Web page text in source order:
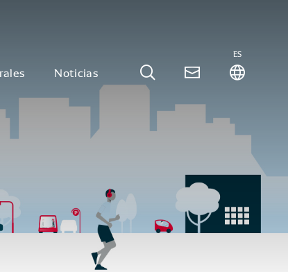
Noticias
ES